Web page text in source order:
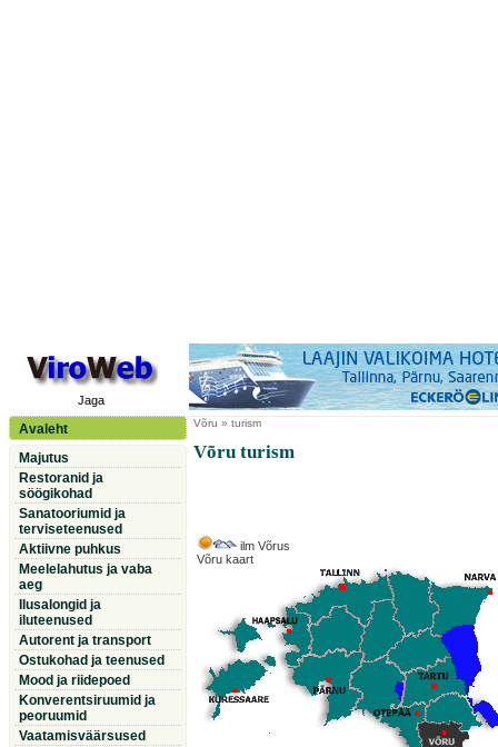
Jaga
Avaleht
Majutus
Restoranid ja
söögikohad
Sanatooriumid ja
terviseteenused
Aktiivne puhkus
Meelelahutus ja vaba
aeg
Ilusalongid ja
iluteenused
Autorent ja transport
Ostukohad ja teenused
Mood ja riidepoed
Konverentsiruumid ja
peoruumid
Vaatamisväärsused
Võru » turism
Võru turism
ilm Võrus
Võru kaart